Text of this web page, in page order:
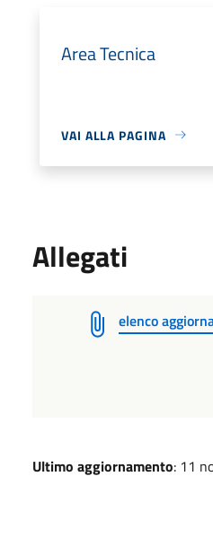
Area Tecnica
VAI ALLA PAGINA
Allegati
elenco
Ultimo aggiornamento: 11